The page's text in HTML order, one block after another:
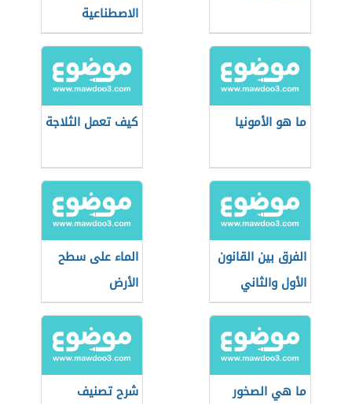
الاصطناعية
ما هو الأمونيا كيف تعمل الثلاجة
الفرق بين القانون
الأول والثاني
للديناميكا الحرارية
الماء على سطح
الأرض
ما هي الصخور
شرح تصنيف